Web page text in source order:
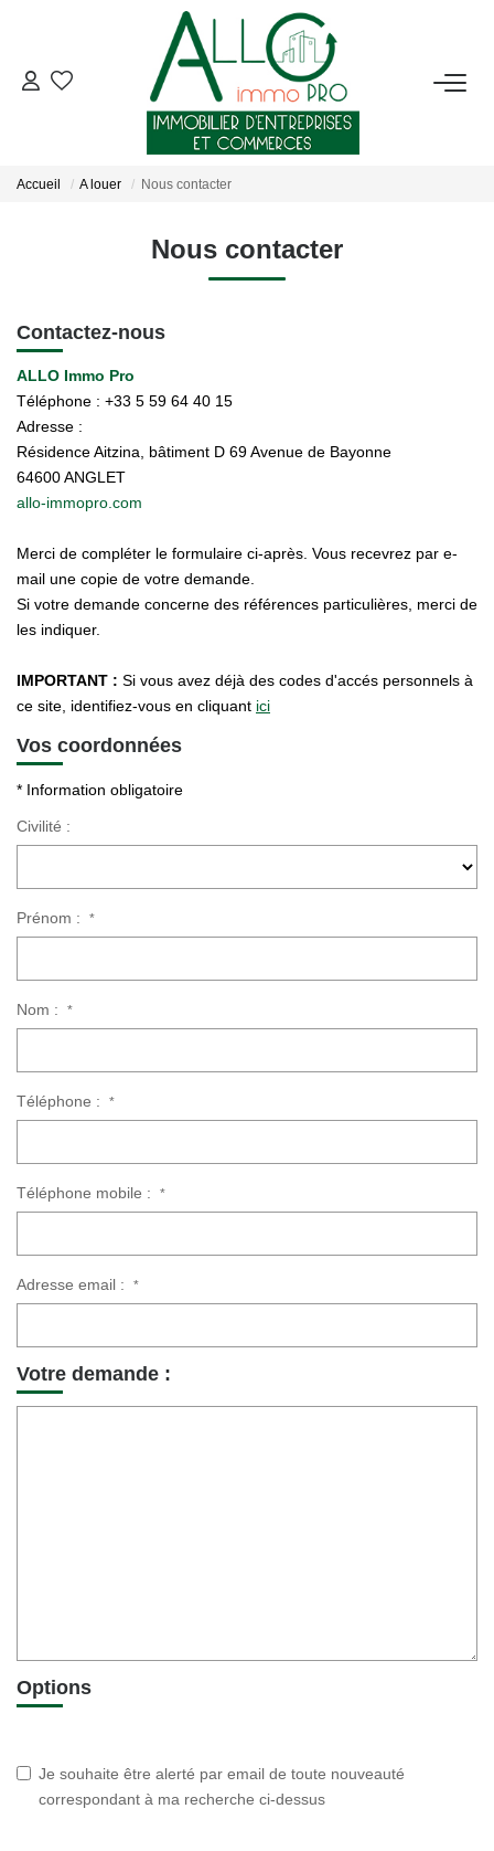
ACHETER
LOUER
NOTRE AGENCE
CONTACT
Accueil A louer Nous contacter
Nous contacter
Contactez-nous
ALLO Immo Pro
Téléphone : +33 5 59 64 40 15
Adresse :
Résidence Aitzina, bâtiment D 69 Avenue de Bayonne
64600ANGLET
allo-immopro.com
Merci de compléter le formulaire ci-après. Vous recevrez par e-
mail une copie de votre demande.
Si votre demande concerne des références particulières, merci de
les indiquer.
IMPORTANT : Si vous avez déjà des codes d'accés personnels à
ce site, identifiez-vous en cliquant ici
Vos coordonnées
* Information obligatoire
Civilité :
Prénom : *
Nom : *
Téléphone : *
Téléphone mobile : *
Adresse email : *
Votre demande :
Options
Je souhaite être alerté par email de toute nouveauté
correspondant à ma recherche ci-dessus